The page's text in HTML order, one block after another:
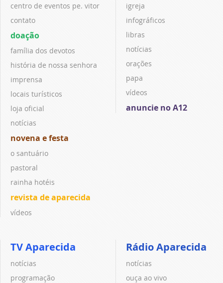
centro de eventos pe. vitor
contato
doação
família dos devotos
história de nossa senhora
imprensa
locais turísticos
loja oficial
notícias
novena e festa
o santuário
pastoral
rainha hotéis
revista de aparecida
vídeos
igreja
infográficos
libras
notícias
orações
papa
vídeos
anuncie no A12
TV Aparecida
notícias
programação
Rádio Aparecida
notícias
ouça ao vivo